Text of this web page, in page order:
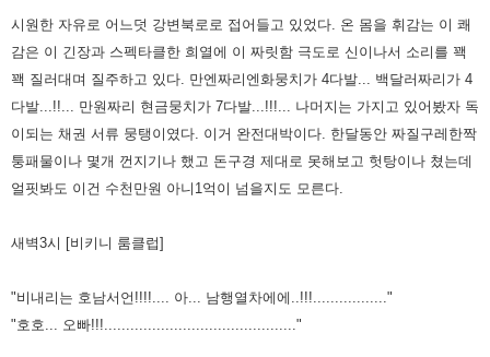
시원한 자유로 어느덧 강변북로로 접어들고 있었다. 온 몸을 휘감는 이 쾌
감은 이 긴장과 스펙타클한 희열에 이 짜릿함 극도로 신이나서 소리를 꽥
꽥 질러대며 질주하고 있다. 만엔짜리 엔화뭉치가 4다발... 백달러짜리가 4
다발...!!... 만원짜리 현금뭉치가 7다발...!!!... 나머지는 가지고 있어봤자 독
이되는 채권 서류 뭉탱이였다. 이거 완전대박이다. 한달동안 짜질구레한짝
퉁패물이나 몇개 껀지기나 했고 돈구경 제대로 못해보고 헛탕이나 쳤는데
얼핏봐도 이건 수천만원 아니1억이 넘을지도 모른다.
새벽3시 [비키니 룸클럽]
"비내리는 호남서언!!!!.... 아... 남행열차에에..!!!................."
"호호... 오빠!!!............................................"